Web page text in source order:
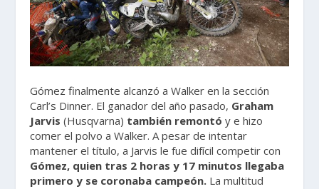
Gómez finalmente alcanzó a Walker en la sección
Carl’s Dinner. El ganador del año pasado, Graham
Jarvis (Husqvarna) también remontó y e hizo
comer el polvo a Walker. A pesar de intentar
mantener el título, a Jarvis le fue difícil competir con
Gómez, quien tras 2 horas y 17 minutos llegaba
primero y se coronaba campeón. La multitud